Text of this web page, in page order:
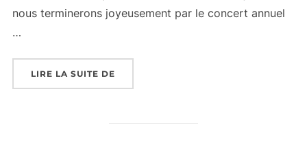
nous terminerons joyeusement par le concert annuel
…
LIRE LA SUITE DE« SOIRÉE ANNUELLE 2022 – SAMEDI 21